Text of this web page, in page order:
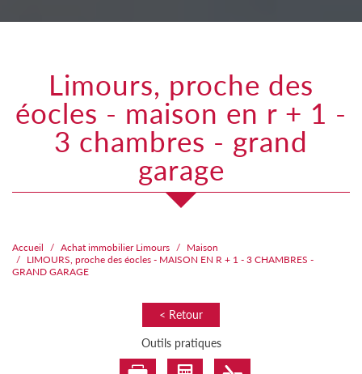
limours, proche des
éocles - maison en r + 1 -
3 chambres - grand
garage
Accueil Achat immobilier Limours
Maison
LIMOURS, proche des éocles - MAISON EN R + 1 - 3 CHAMBRES -
GRAND GARAGE
< Retour
Outils pratiques